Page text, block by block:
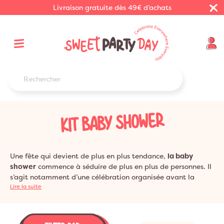
Livraison gratuite dès 49€ d’achats
KIT BABY SHOWER
Une fête qui devient de plus en plus tendance, la baby
shower commence à séduire de plus en plus de personnes. Il
s’agit notamment d’une célébration organisée avant la
naissance du bébé et c’est un membre de la famille ou une
fête, les kits baby shower proposé chez Sweet Party Day
Lire la suite